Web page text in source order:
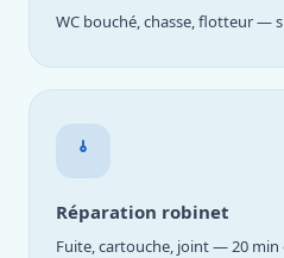
WC bouché, chasse, flotteur —
Réparation robinet
Fuite, cartouche, joint — 20 min